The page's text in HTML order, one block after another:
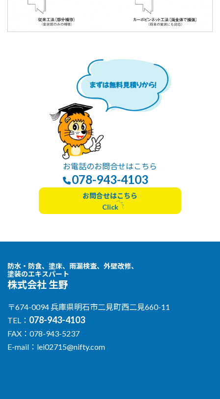
お電話のお問合せはこちら
078-943-4103
お問合せはこちら
Click
防水・防食、塗床、雨漏検査、外壁改修、
塗装のエキスパート
株式会社 生野
〒674-0094 兵庫県明石市二見町西二見660-11
TEL： 078-943-4103
FAX：078-943-5237
E-mail：lei02715@nifty.com